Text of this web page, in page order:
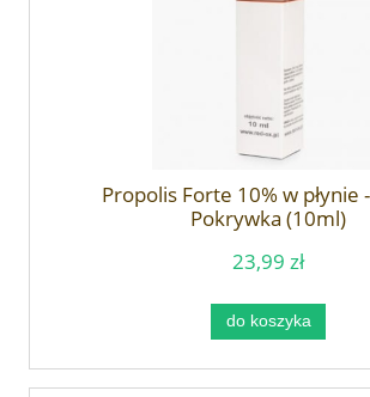
Propolis Forte 10% w płynie
Pokrywka (10ml)
23,99 zł
do koszyka